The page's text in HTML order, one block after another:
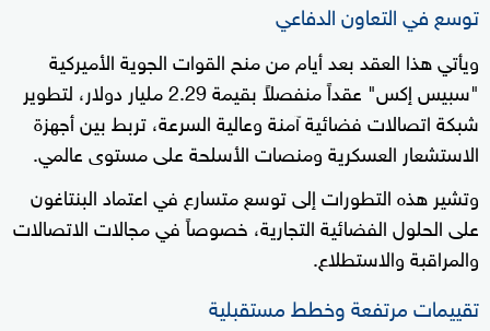
توسع في التعاون الدفاعي
ويأتي هذا العقد بعد أيام من منح القوات الجوية الأميركية
"سبيس إكس" عقداً منفصلاً بقيمة 2.29 مليار دولار، لتطوير
شبكة اتصالات فضائية آمنة وعالية السرعة، تربط بين أجهزة
الاستشعار العسكرية ومنصات الأسلحة على مستوى عالمي.
وتشير هذه التطورات إلى توسع متسارع في اعتماد البنتاغون
على الحلول الفضائية التجارية، خصوصاً في مجالات الاتصالات
والمراقبة والاستطلاع.
تقييمات مرتفعة وخطط مستقبلية